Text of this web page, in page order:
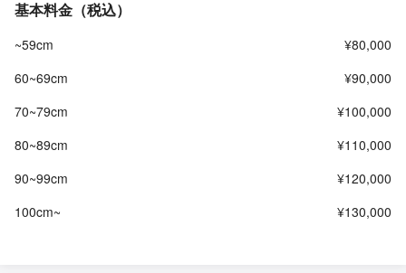
基本料金（税込）
~59cm
¥80,000
60~69cm
¥90,000
70~79cm
¥100,000
80~89cm
¥110,000
90~99cm
¥120,000
100cm~
¥130,000